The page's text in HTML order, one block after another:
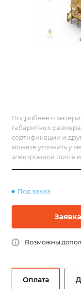
Подробнее о
габаритных
сертификации и
можете уточнить у
электронной почте
Под заказ
Возможны
Оплата